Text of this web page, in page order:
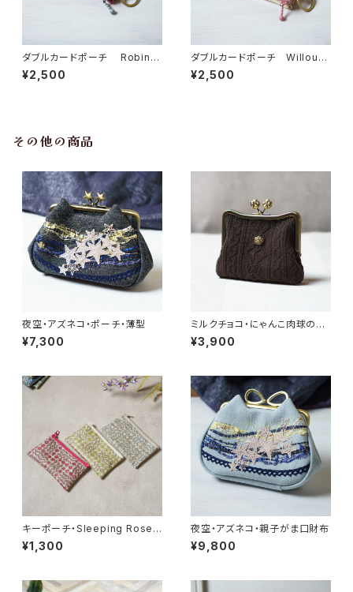
ダブルカードポーチ Robin
（ロビン）ピンク リバティラミネ
ート生地
¥2,500
ダブルカードポーチ Willoug
hby Mews （ウィロビー・ミュ
ーズ）さくら リバティラミネート
¥2,500
その他の商品
夜空・アズネコ・ポーチ・薄型
¥7,300
ミルクチョコ・にゃんこ肉球のポ
ーチ
¥3,900
キーポーチ・Sleeping Rose
リバティラミネート生地
¥1,300
夜空・アズネコ・親子がま口財布
¥9,800